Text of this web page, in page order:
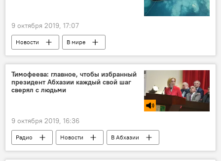
9 октября 2019, 17:07
Новости В мире
Тимофеева: главное, чтобы избранный
президент Абхазии каждый свой шаг
сверял с людьми
9 октября 2019, 16:36
Радио Новости В Абхазии